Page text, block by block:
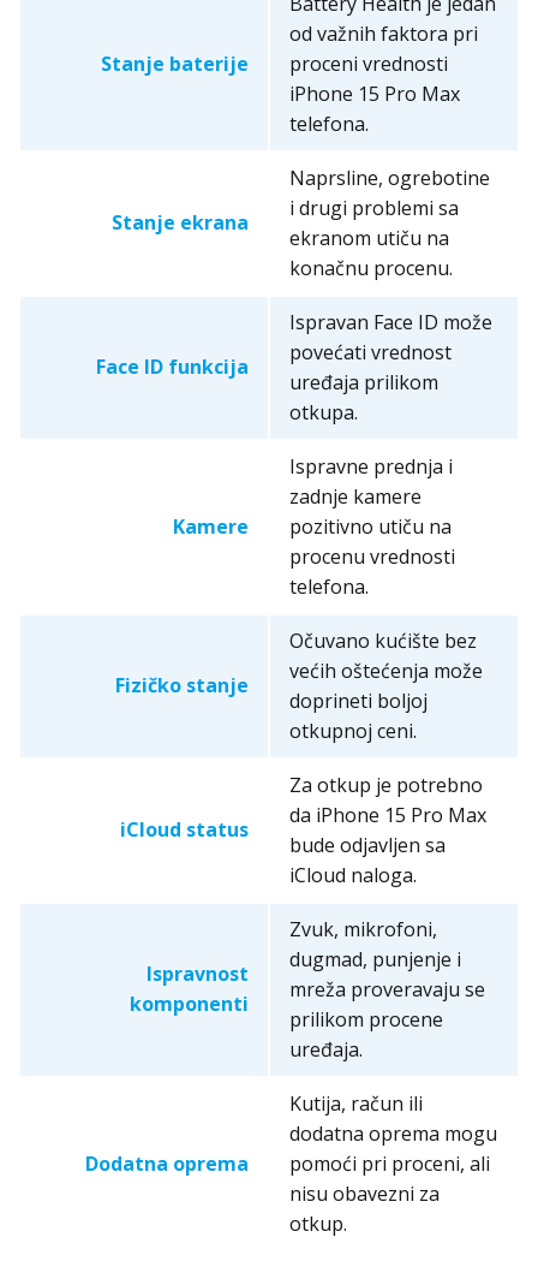
Stanje baterije
od važnih faktora pri
proceni vrednosti
iPhone 15 Pro Max
telefona.
Stanje ekrana
Naprsline, ogrebotine
i drugi problemi sa
ekranom utiču na
konačnu procenu.
Face ID funkcija
Ispravan Face ID može
povećati vrednost
uređaja prilikom
otkupa.
Kamere
Ispravne prednja i
zadnje kamere
pozitivno utiču na
procenu vrednosti
telefona.
Fizičko stanje
Očuvano kućište bez
većih oštećenja može
doprineti boljoj
otkupnoj ceni.
iCloud status
Za otkup je potrebno
da iPhone 15 Pro Max
bude odjavljen sa
iCloud naloga.
Ispravnost
komponenti
Zvuk, mikrofoni,
dugmad, punjenje i
mreža proveravaju se
prilikom procene
uređaja.
Dodatna oprema
Kutija, račun ili
dodatna oprema mogu
pomoći pri proceni, ali
nisu obavezni za
otkup.